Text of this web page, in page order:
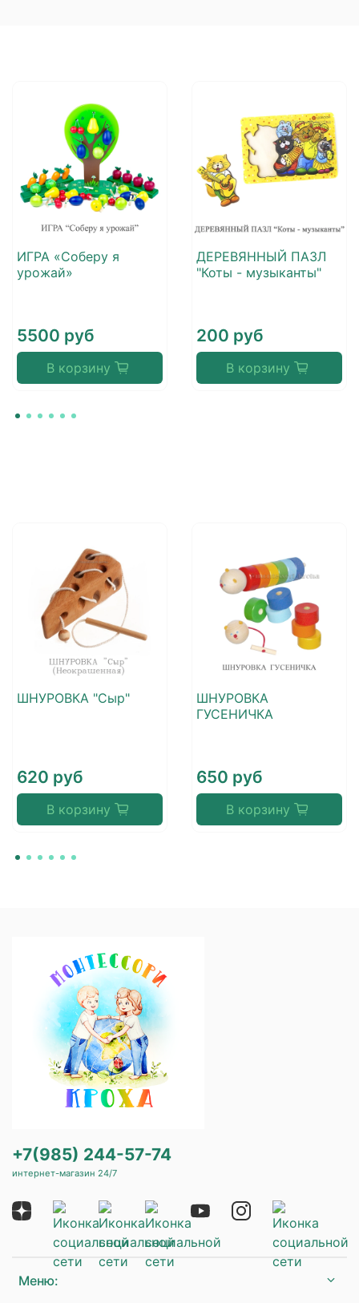
ИГРА «Соберу я
урожай»
5500 руб
В корзину
ДЕРЕВЯННЫЙ ПАЗЛ
"Коты - музыканты"
200 руб
В корзину
ШНУРОВКА "Сыр"
620 руб
В корзину
ШНУРОВКА
ГУСЕНИЧКА
650 руб
В корзину
Меню:
+7(985) 244-57-74
интернет-магазин 24/7